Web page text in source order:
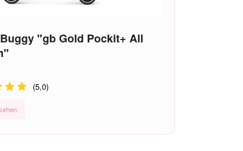
"gb Gold Pockit+ All
(5,0)